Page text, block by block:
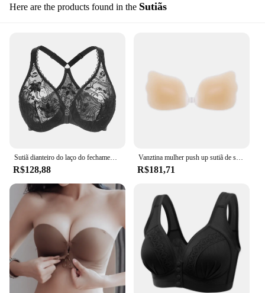
Here are the products found in the Sutiãs
Sutiã dianteiro do laço do fechamento, underwire
R$128,88
Vanztina mulher push up sutiã de silicone invisível sem alças respirável sem costas fechamento frontal bralette auto adesivo sutiã pegajoso
R$181,71